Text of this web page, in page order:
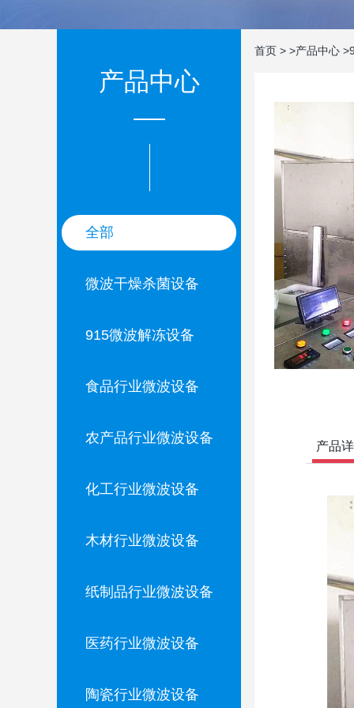
产品中心
全部
微波干燥杀菌设备
915微波解冻设备
食品行业微波设备
农产品行业微波设备
化工行业微波设备
木材行业微波设备
纸制品行业微波设备
医药行业微波设备
陶瓷行业微波设备
首页 > >产品中心 >
产品